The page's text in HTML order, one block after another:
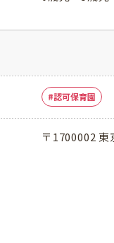
認可保育園
〒1700002